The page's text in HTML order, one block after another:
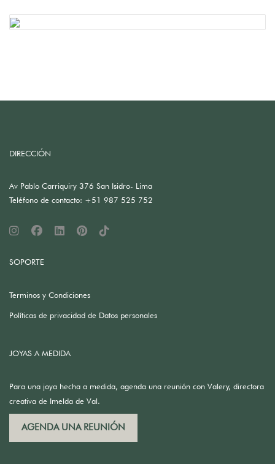
DIRECCIÓN
Av Pablo Carriquiry 376 San Isidro- Lima
Teléfono de contacto: +51 987 525 752
SOPORTE
Terminos y Condiciones
Políticas de privacidad de Datos personales
JOYAS A MEDIDA
Para una joya hecha a medida, agenda una reunión con Valery, directora
creativa de Imelda de Val.
AGENDA UNA REUNIÓN